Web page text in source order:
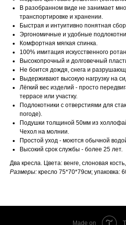
В разобранном виде не занимает
транспортировке и хранении.
Быстрая и интуитивно понятная
Эргономичные и удобные
Комфортная мягкая спинка.
100% имитация искусственного
Высокопрочный и долговечный
Не боится дождя, снега и
Выдерживают высокую нагрузку на
Лёгкий вес изделий - просто
террасе или участку.
Подлокотники с отверстиями для
погоде).
Подушки толщиной 50мм из
Чехол на молнии.
Простой уход - моются обычной
Высокий срок службы - более 25 лет.
Два кресла. Цвета: венге, слоновая
Размеры: кресло 75*70*79см; упаковка:
Made on